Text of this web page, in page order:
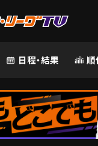
日程・結果 順